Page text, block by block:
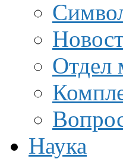
Отдел
Наука